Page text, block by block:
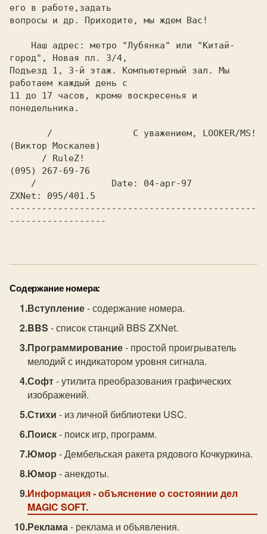
его в работе,задать
вопросы и др. Приходите, мы ждем Вас!
город", Новая пл. 3/4,
Подъезд 1, 3-й этаж. Компьютерный зал. Мы
работаем каждый день с
11 до 17 часов, кроме воскресенья и
понедельника.
(Виктор Москалев)
(095) 267-69-76
----------------------------------------------
------------------
Содержание номера:
Вступление- содержание номера.
BBS - список станций BBS ZXNet.
Программирование- простой проигрыватель
мелодий с индикатором уровня сигнала.
Софт- утилита преобразования графических
изображений.
Стихи - из личной библиотеки USC.
Поиск- поиск игр, программ.
Юмор - Дембельская ракета рядового Кочкуркина.
Юмор - анекдоты.
Информация- объяснение о состоянии дел
MAGIC SOFT.
Реклама- реклама и объявления.